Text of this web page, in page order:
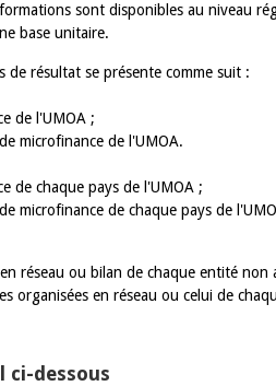
sont disponibles au niveau
base unitaire.
de résultat se présente comme suit :
de l'UMOA ;
microfinance de l'UMOA.
chaque pays de l'UMOA ;
de chaque pays de
réseau ou bilan de chaque entité non
en réseau ou celui de
ci-dessous
du Gouverneur Jean-
du rapport annuel 2025